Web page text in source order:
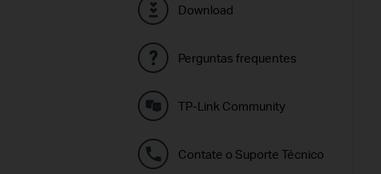
Download
Perguntas frequentes
TP-Link Community
Contate o Suporte Técnico